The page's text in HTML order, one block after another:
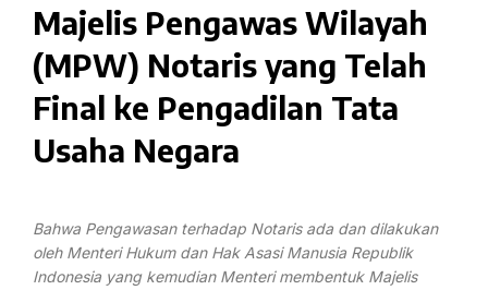
Majelis Pengawas Wilayah
(MPW) Notaris yang Telah
Final ke Pengadilan Tata
Usaha Negara
Bahwa Pengawasan terhadap Notaris ada dan dilakukan
oleh Menteri Hukum dan Hak Asasi Manusia Republik
Indonesia yang kemudian Menteri membentuk Majelis